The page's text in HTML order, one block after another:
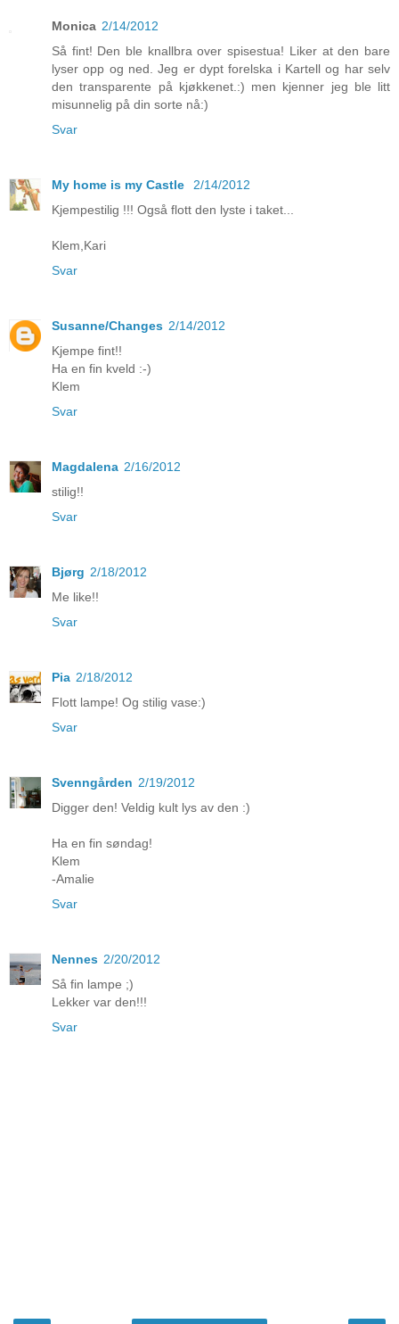
Monica 2/14/2012
Så fint! Den ble knallbra over spisestua! Liker at den bare
lyser opp og ned. Jeg er dypt forelska i Kartell og har selv
den transparente på kjøkkenet.:) men kjenner jeg ble litt
misunnelig på din sorte nå:)
Svar
My home is my Castle
2/14/2012
Kjempestilig !!! Også flott den lyste i taket...
Klem,Kari
Svar
Susanne/Changes 2/14/2012
Kjempe fint!!
Ha en fin kveld :-)
Klem
Svar
Magdalena 2/16/2012
stilig!!
Svar
Bjørg 2/18/2012
Me like!!
Svar
Pia 2/18/2012
Flott lampe! Og stilig vase:)
Svar
Svenngården 2/19/2012
Digger den! Veldig kult lys av den :)
Ha en fin søndag!
Klem
-Amalie
Svar
Nennes 2/20/2012
Så fin lampe ;)
Lekker var den!!!
Svar